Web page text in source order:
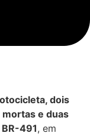
dois
e duas
BR-491, em